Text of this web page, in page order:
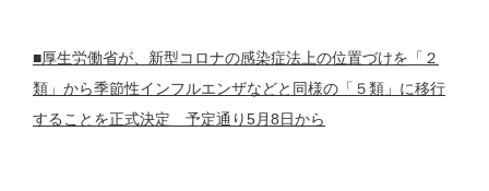
■厚生労働省が、新型コロナの感染症法上の位置づけを「２
類」から季節性インフルエンザなどと同様の「５類」に移行
することを正式決定 予定通り5月8日から